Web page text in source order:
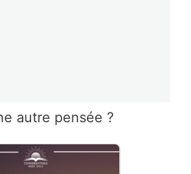
autre pensée ?